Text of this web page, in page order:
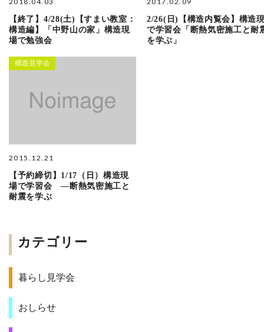
【終了】4/28(土)【すまい教室：
構造編】「中野山の家」構造現
場で勉強会
2/26(日)【構造内覧会】構造
で学習会「断熱気密施工と耐
を学ぶ」
構造見学会
2015.12.21
【予約締切】1/17（日）構造現
場で学習会 ―断熱気密施工と
耐震を学ぶ
カテゴリー
暮らし見学会
おしらせ